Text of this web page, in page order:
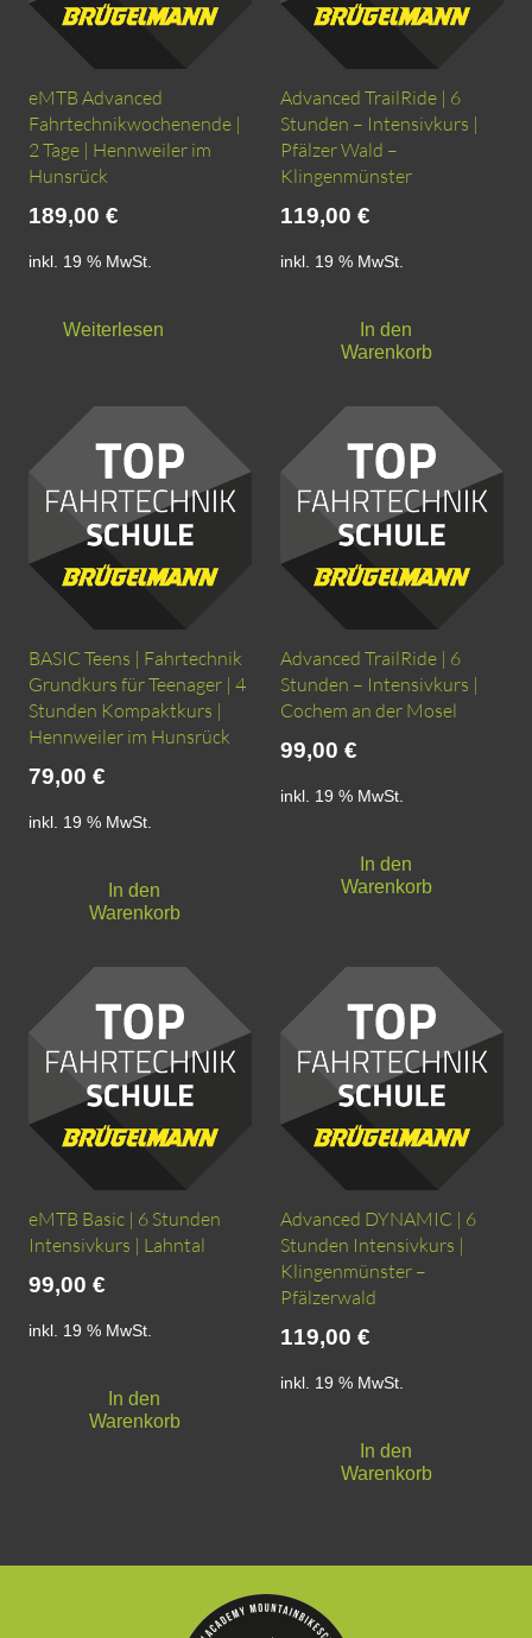
eMTB Advanced
Fahrtechnikwochenende |
2 Tage | Hennweiler im
Hunsrück
189,00 €
inkl. 19 % MwSt.
Weiterlesen
Advanced TrailRide | 6
Stunden – Intensivkurs |
Pfälzer Wald –
Klingenmünster
119,00 €
inkl. 19 % MwSt.
In den
Warenkorb
BASIC Teens | Fahrtechnik
Grundkurs für Teenager | 4
Stunden Kompaktkurs |
Hennweiler im Hunsrück
79,00 €
inkl. 19 % MwSt.
In den
Warenkorb
Advanced TrailRide | 6
Stunden – Intensivkurs |
Cochem an der Mosel
99,00 €
inkl. 19 % MwSt.
In den
Warenkorb
eMTB Basic | 6 Stunden
Intensivkurs | Lahntal
99,00 €
inkl. 19 % MwSt.
In den
Warenkorb
Advanced DYNAMIC | 6
Stunden Intensivkurs |
Klingenmünster –
Pfälzerwald
119,00 €
inkl. 19 % MwSt.
In den
Warenkorb